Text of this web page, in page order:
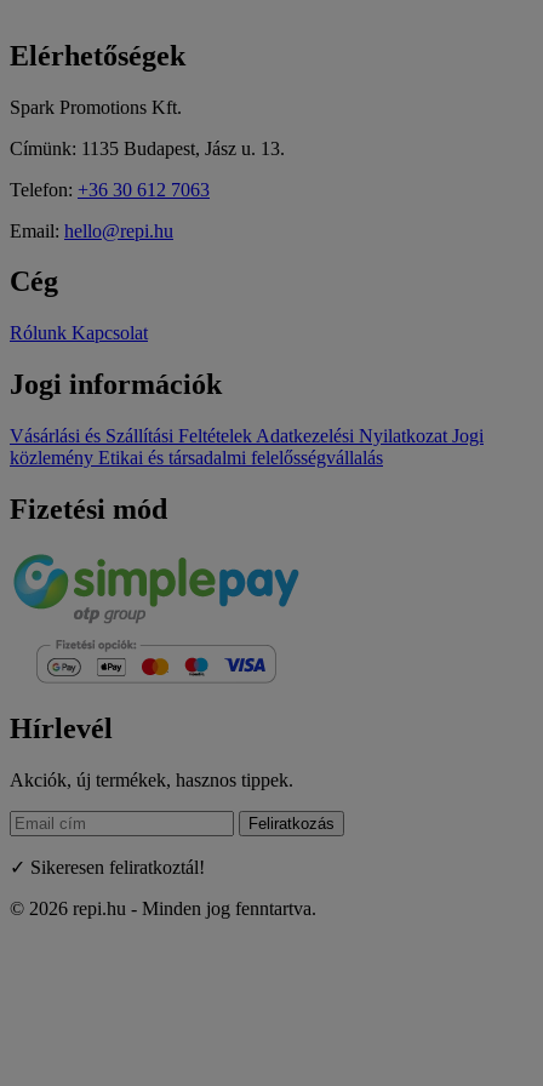
Elérhetőségek
Spark Promotions Kft.
Címünk: 1135 Budapest, Jász u. 13.
Telefon: +36 30 612 7063
Email: hello@repi.hu
Cég
Rólunk Kapcsolat
Jogi információk
Vásárlási és Szállítási Feltételek Adatkezelési Nyilatkozat Jogi
közlemény Etikai és társadalmi felelősségvállalás
Fizetési mód
Hírlevél
Akciók, új termékek, hasznos tippek.
Feliratkozás
✓ Sikeresen feliratkoztál!
© 2026 repi.hu - Minden jog fenntartva.